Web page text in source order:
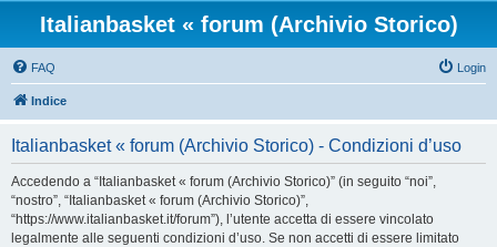
Italianbasket « forum (Archivio Storico)
FAQ Login
Indice
Italianbasket « forum (Archivio Storico) - Condizioni d’uso
Accedendo a “Italianbasket « forum (Archivio Storico)” (in seguito “noi”,
“nostro”, “Italianbasket « forum (Archivio Storico)”,
“https://www.italianbasket.it/forum”), l’utente accetta di essere vincolato
legalmente alle seguenti condizioni d’uso. Se non accetti di essere limitato